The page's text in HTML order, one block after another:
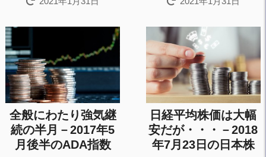
全般にわたり強気継
続の半月－2017年5
月後半のADA指数
日経平均株価は大幅
安だが・・・－2018
年7月23日の日本株